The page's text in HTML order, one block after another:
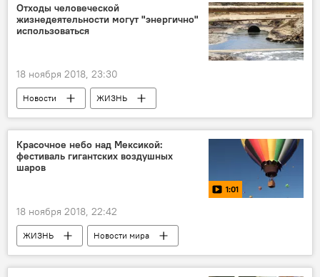
Отходы человеческой
жизнедеятельности могут "энергично"
использоваться
18 ноября 2018, 23:30
Новости ЖИЗНЬ
Красочное небо над Мексикой:
фестиваль гигантских воздушных
шаров
1:01
18 ноября 2018, 22:42
ЖИЗНЬ
Новости мира
МУЛЬТИМЕДИА
Видео